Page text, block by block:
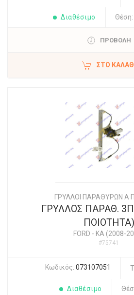
Διαθέσιμο Θέση:
ΠΡΟΒΟΛΗ
ΣΤΟ ΚΑΛΆΘΙ
ΓΡΥΛΛΟΙ ΠΑΡΑΘΥΡΩΝ Α
ΓΡΥΛΛΟΣ ΠΑΡΑΘ.
ΠΟΙΟΤΗΤΑ)
FORD - KA (2008-
#75741
Κωδικός: 073107051
Διαθέσιμο